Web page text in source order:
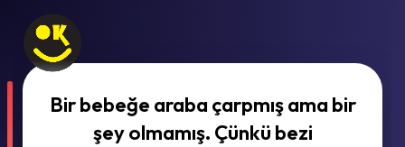
Bir bebeğe araba çarpmış ama bir
şey olmamış. Çünkü bezi